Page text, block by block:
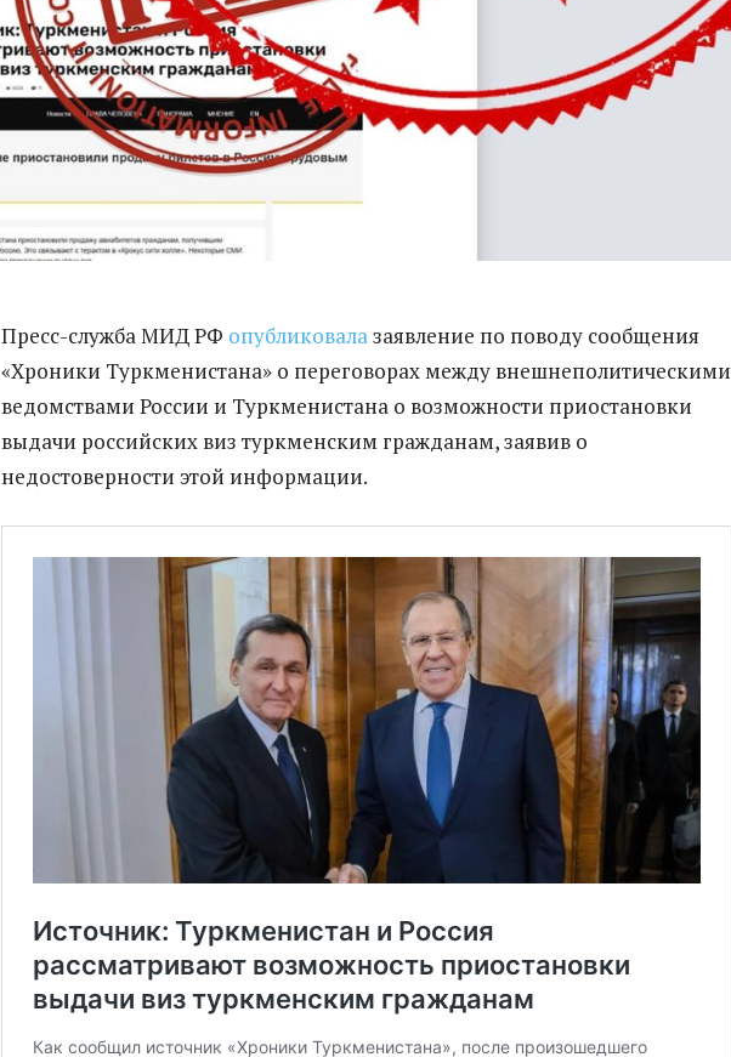
Пресс-служба МИД РФ опубликовалазаявление по поводу сообщения
«Хроники Туркменистана» о переговорах между внешнеполитическими
ведомствами России и Туркменистана о возможности приостановки
выдачи российских виз туркменским гражданам, заявив о
недостоверности этой информации.